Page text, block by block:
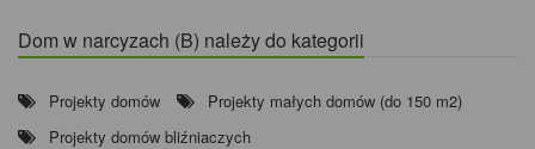
Dom w narcyzach (B) należy do kategorii
Projekty domów
Projekty małych domów (do 150 m2)
Projekty domów bliźniaczych